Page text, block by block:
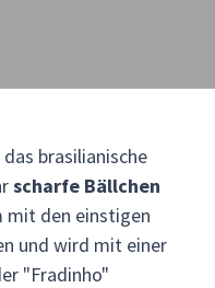
brasilianische
scharfe Bällchen
mit den einstigen
und wird mit einer
"Fradinho"